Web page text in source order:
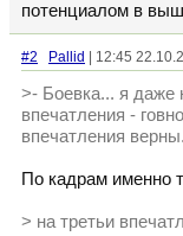
потенциалом в
#2 Pallid | 12:45
>- Боевка... я даже
впечатления -
впечатления верны.
По кадрам именно
> на третьи